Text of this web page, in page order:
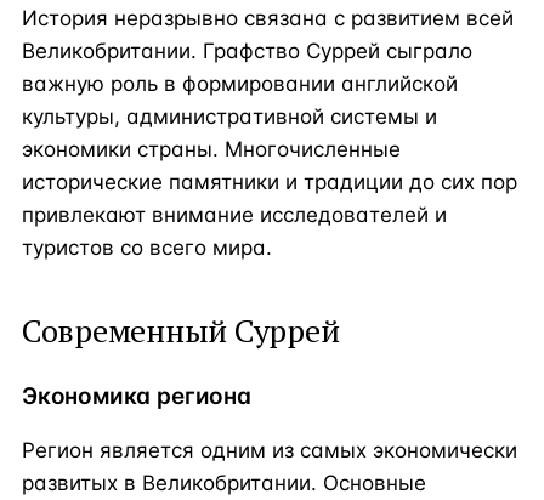
История неразрывно связана с развитием всей
Великобритании. Графство Суррей сыграло
важную роль в формировании английской
культуры, административной системы и
экономики страны. Многочисленные
исторические памятники и традиции до сих пор
привлекают внимание исследователей и
туристов со всего мира.
Современный Суррей
Экономика региона
Регион является одним из самых экономически
развитых в Великобритании. Основные